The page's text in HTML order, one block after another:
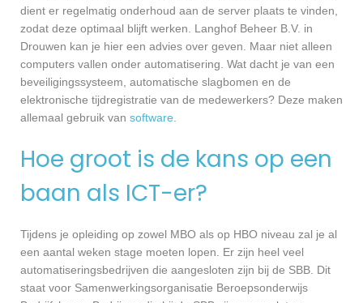
dient er regelmatig onderhoud aan de server plaats te vinden,
zodat deze optimaal blijft werken. Langhof Beheer B.V. in
Drouwen kan je hier een advies over geven. Maar niet alleen
computers vallen onder automatisering. Wat dacht je van een
beveiligingssysteem, automatische slagbomen en de
elektronische tijdregistratie van de medewerkers? Deze maken
allemaal gebruik van software
Hoe groot is de kans op een
baan als ICT-er?
Tijdens je opleiding op zowel MBO als op HBO niveau zal je al
een aantal weken stage moeten lopen. Er zijn heel veel
automatiseringsbedrijven die aangesloten zijn bij de SBB. Dit
staat voor Samenwerkingsorganisatie Beroepsonderwijs